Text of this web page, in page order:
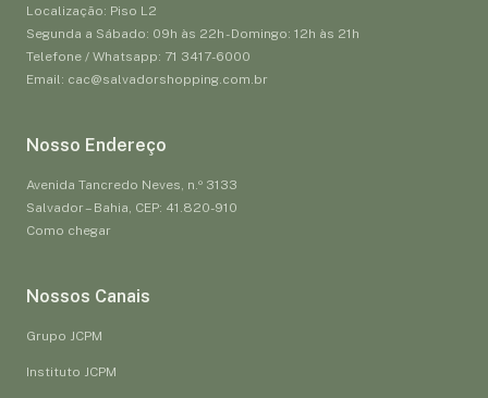
Localização: Piso L2
Segunda a Sábado: 09h às 22h - Domingo: 12h às 21h
Telefone / Whatsapp: 71 3417-6000
Email: cac@salvadorshopping.com.br
Nosso Endereço
Avenida Tancredo Neves, n.º 3133
Salvador – Bahia, CEP: 41.820-910
Como chegar
Nossos Canais
Grupo JCPM
Instituto JCPM